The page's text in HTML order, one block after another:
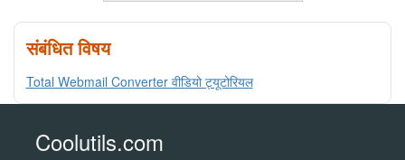
संबंधित विषय
Total Webmail Converter वीडियो ट्यूटोरियल
Coolutils.com